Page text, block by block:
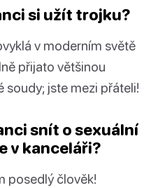
si užít trojku?
v moderním světě
přijato většinou
soudy; jste mezi přáteli!
snít o sexuální
v kanceláři?
posedlý člověk!